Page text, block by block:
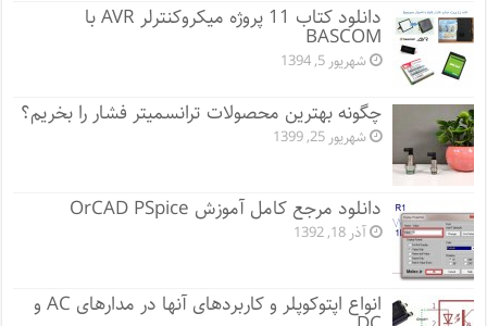
دانلود کتاب 11 پروژه میکروکنترلر AVR با
BASCOM
شهریور 5, 1394
چگونه بهترین محصولات ترانسمیتر فشار را بخریم؟
شهریور 25, 1399
دانلود مرجع کامل آموزش OrCAD PSpice
آذر 18, 1392
انواع اپتوکوپلر و کاربردهای آنها در مدارهای AC و